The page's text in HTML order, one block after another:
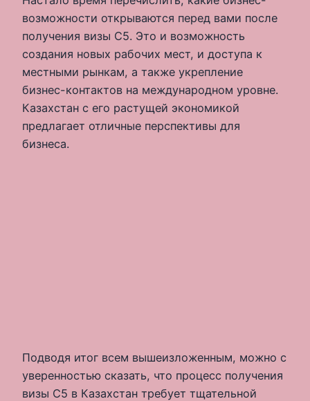
возможности открываются перед вами после
получения визы С5. Это и возможность
создания новых рабочих мест, и доступа к
местными рынкам, а также укрепление
бизнес-контактов на международном уровне.
Казахстан с его растущей экономикой
предлагает отличные перспективы для
бизнеса.
Подводя итог всем вышеизложенным, можно с
уверенностью сказать, что процесс получения
визы С5 в Казахстан требует тщательной